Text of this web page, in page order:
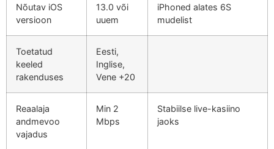
Nõutav iOS
versioon
13.0 või
uuem
iPhoned alates 6S
mudelist
Toetatud
keeled
rakenduses
Eesti,
Inglise,
Vene +20
Reaalaja
andmevoo
vajadus
Min 2
Mbps
Stabiilse live-kasiino
jaoks